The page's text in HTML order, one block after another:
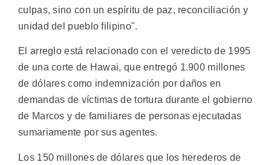
culpas, sino con un espíritu de paz, reconciliación y
unidad del pueblo filipino".
El arreglo está relacionado con el veredicto de 1995
de una corte de Hawai, que entregó 1.900 millones
de dólares como indemnización por daños en
demandas de víctimas de tortura durante el gobierno
de Marcos y de familiares de personas ejecutadas
sumariamente por sus agentes.
Los 150 millones de dólares que los herederos de